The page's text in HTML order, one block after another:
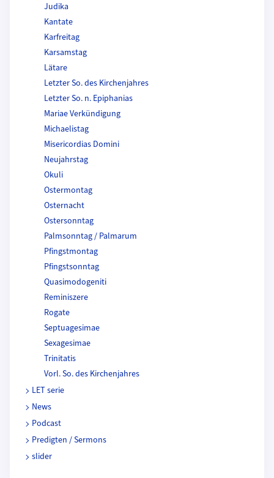
Judika
Kantate
Karfreitag
Karsamstag
Lätare
Letzter So. des Kirchenjahres
Letzter So. n. Epiphanias
Mariae Verkündigung
Michaelistag
Misericordias Domini
Neujahrstag
Okuli
Ostermontag
Osternacht
Ostersonntag
Palmsonntag / Palmarum
Pfingstmontag
Pfingstsonntag
Quasimodogeniti
Reminiszere
Rogate
Septuagesimae
Sexagesimae
Trinitatis
Vorl. So. des Kirchenjahres
LET serie
News
Podcast
Predigten / Sermons
slider